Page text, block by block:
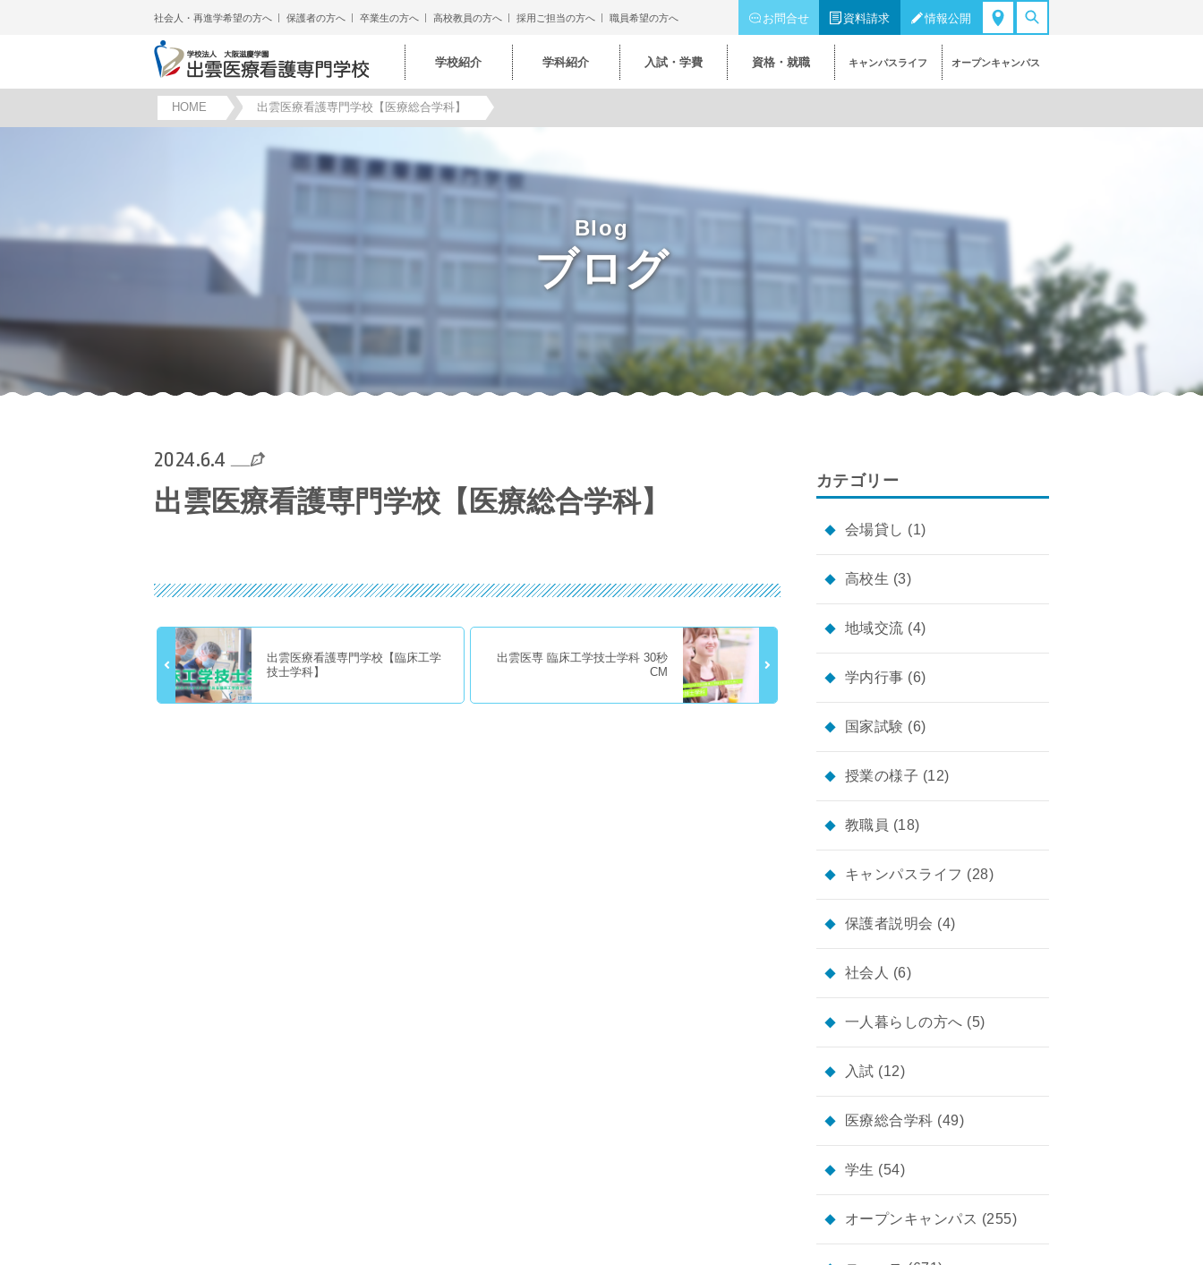
社会人・再進学希望の方へ 保護者の方へ 卒業生の方へ 高校教員の方へ 採用ご担当の方へ 職員希望の方へ お問合せ 資料請求 情報公開
学校紹介 学科紹介 入試・学費 資格・就職 キャンパスライフ オープンキャンパス
HOME 出雲医療看護専門学校【医療総合学科】
Blog
ブログ
2024.6.4
出雲医療看護専門学校【医療総合学科】
出雲医療看護専門学校【臨床工学
技士学科】
出雲医専 臨床工学技士学科 30秒
CM
カテゴリー
会場貸し (1)
高校生 (3)
地域交流 (4)
学内行事 (6)
国家試験 (6)
授業の様子 (12)
教職員 (18)
キャンパスライフ (28)
保護者説明会 (4)
社会人 (6)
一人暮らしの方へ (5)
入試 (12)
医療総合学科 (49)
学生 (54)
オープンキャンパス (255)